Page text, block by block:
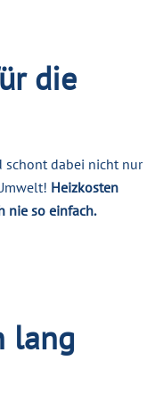
die
schont dabei nicht nur
Heizkosten
nie so einfach.
lang